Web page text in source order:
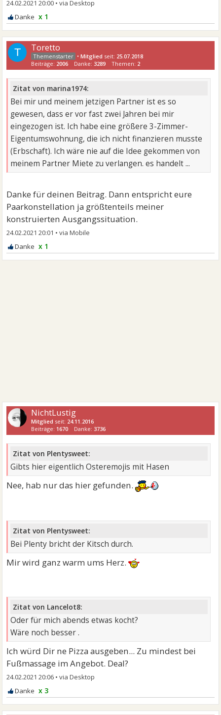
24.02.2021 20:00 •
x 1
T Toretto
•Mitglied seit: 25.07.2018
Beiträge: 2006 Danke:3289 Themen: 2
Zitat von marina1974:
Bei mir und meinem jetzigen Partner ist es so
gewesen, dass er vor fast zwei Jahren bei mir
eingezogen ist. Ich habe eine größere 3-Zimmer-
Eigentumswohnung, die ich nicht finanzieren musste
(Erbschaft). Ich wäre nie auf die Idee gekommen von
meinem Partner Miete zu verlangen. es handelt ...
Danke für deinen Beitrag. Dann entspricht eure
Paarkonstellation ja größtenteils meiner
konstruierten Ausgangssituation.
24.02.2021 20:01 •
x 1
NichtLustig
Mitglied seit: 24.11.2016
Beiträge: 1670 Danke:3736
Zitat von Plentysweet:
Gibts hier eigentlich Osteremojis mit Hasen
Nee, hab nur das hier gefunden.
Zitat von Plentysweet:
Bei Plenty bricht der Kitsch durch.
Mir wird ganz warm ums Herz.
Zitat von Lancelot8:
Oder für mich abends etwas kocht?
Wäre noch besser .
Ich würd Dir ne Pizza ausgeben... Zu mindest bei
Fußmassage im Angebot. Deal?
24.02.2021 20:06 •
x 3